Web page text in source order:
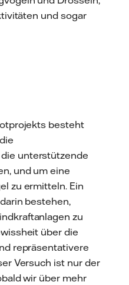
und sogar
besteht
unterstützende
und um eine
zu ermitteln. Ein
bestehen,
zu
über die
repräsentativere
Versuch ist nur der
wir über mehr